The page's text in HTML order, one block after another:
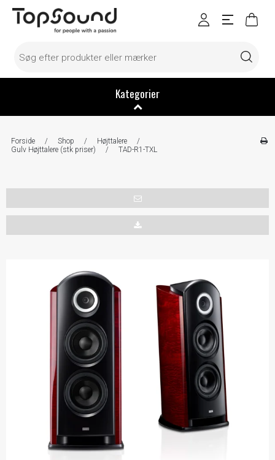
Kategorier
Forside / Shop / Højttalere
/
Gulv Højttalere (stk priser)
/ TAD-R1-TXL